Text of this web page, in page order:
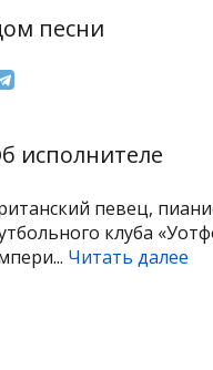
песни
исполнителе
певец,
клуба
Читать далее